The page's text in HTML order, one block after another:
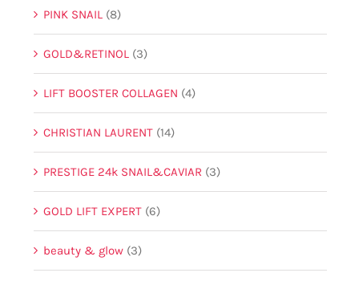
PINK SNAIL (8)
GOLD&RETINOL (3)
LIFT BOOSTER COLLAGEN (4)
CHRISTIAN LAURENT (14)
PRESTIGE 24k SNAIL&CAVIAR (3)
GOLD LIFT EXPERT (6)
beauty & glow (3)